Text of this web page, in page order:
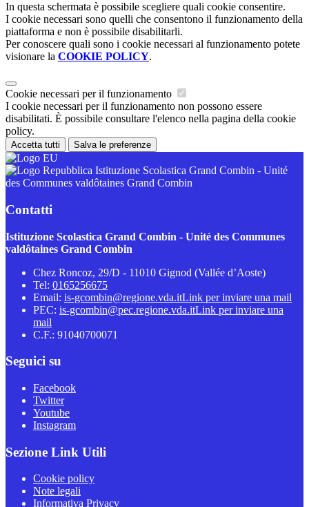
In questa schermata è possibile scegliere quali cookie consentire.
I cookie necessari sono quelli che consentono il funzionamento della
piattaforma e non è possibile disabilitarli.
Per conoscere quali sono i cookie necessari al funzionamento potete
visionare la COOKIE POLICY.
Cookie necessari per il funzionamento
I cookie necessari per il funzionamento non possono essere
disabilitati. È possibile consultare l'elenco nella pagina della cookie
policy.
Accetta tutti Salva le preferenze
Istituzione Scolastica Grand Combin - Unité
des Communes valdôtaines Grand Combin
Contatti
Istituzione Scolastica Grand Combin - Unité des Communes
valdôtaines Grand Combin
Chez Roncoz, 29/D - 11010 Gignod (Vallée d’Aoste)
Tel: 0165256675
Email: is-gcombin@regione.vda.itLink per inviare una mail
PEC: is-gcombin@pec.regione.vda.itLink per inviare una
mail
C.F.: 91040700071
Seguici su
Facebook
Twitter
Youtube
Instagram
Sezione Link Utili
Cookie policy
Note legali
Informativa Privacy